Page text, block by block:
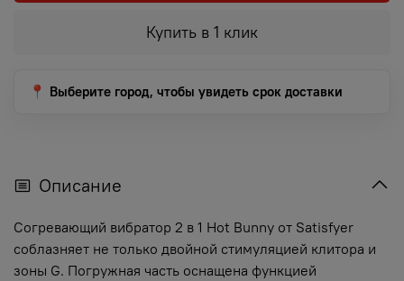
Купить в 1 клик
📍 Выберите город, чтобы увидеть срок доставки
Описание
Согревающий вибратор 2 в 1 Hot Bunny от Satisfyer
соблазняет не только двойной стимуляцией клитора и
зоны G. Погружная часть оснащена функцией